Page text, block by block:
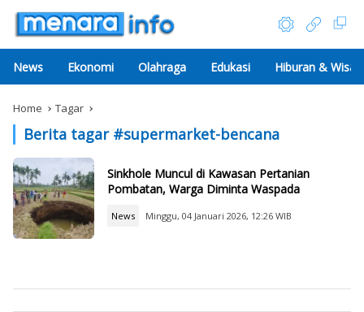
News Ekonomi Olahraga Edukasi Hiburan &
Home Tagar
Berita tagar #supermarket-bencana
Sinkhole Muncul di Kawasan Pertanian
Pombatan, Warga Diminta Waspada
News Minggu, 04 Januari 2026, 12:26 WIB